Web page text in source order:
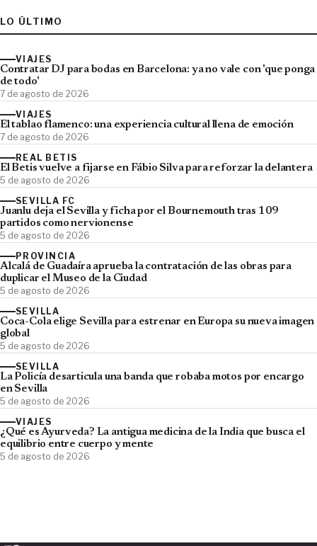
LO ÚLTIMO
VIAJES
Contratar DJ para bodas en Barcelona: ya no vale con 'que ponga
de todo'
7 de agosto de 2026
VIAJES
El tablao flamenco: una experiencia cultural llena de emoción
7 de agosto de 2026
REAL BETIS
El Betis vuelve a fijarse en Fábio Silva para reforzar la delantera
5 de agosto de 2026
SEVILLA FC
Juanlu deja el Sevilla y ficha por el Bournemouth tras 109
partidos como nervionense
5 de agosto de 2026
PROVINCIA
Alcalá de Guadaíra aprueba la contratación de las obras para
duplicar el Museo de la Ciudad
5 de agosto de 2026
SEVILLA
Coca-Cola elige Sevilla para estrenar en Europa su nueva imagen
global
5 de agosto de 2026
SEVILLA
La Policía desarticula una banda que robaba motos por encargo
en Sevilla
5 de agosto de 2026
VIAJES
¿Qué es Ayurveda? La antigua medicina de la India que busca el
equilibrio entre cuerpo y mente
5 de agosto de 2026